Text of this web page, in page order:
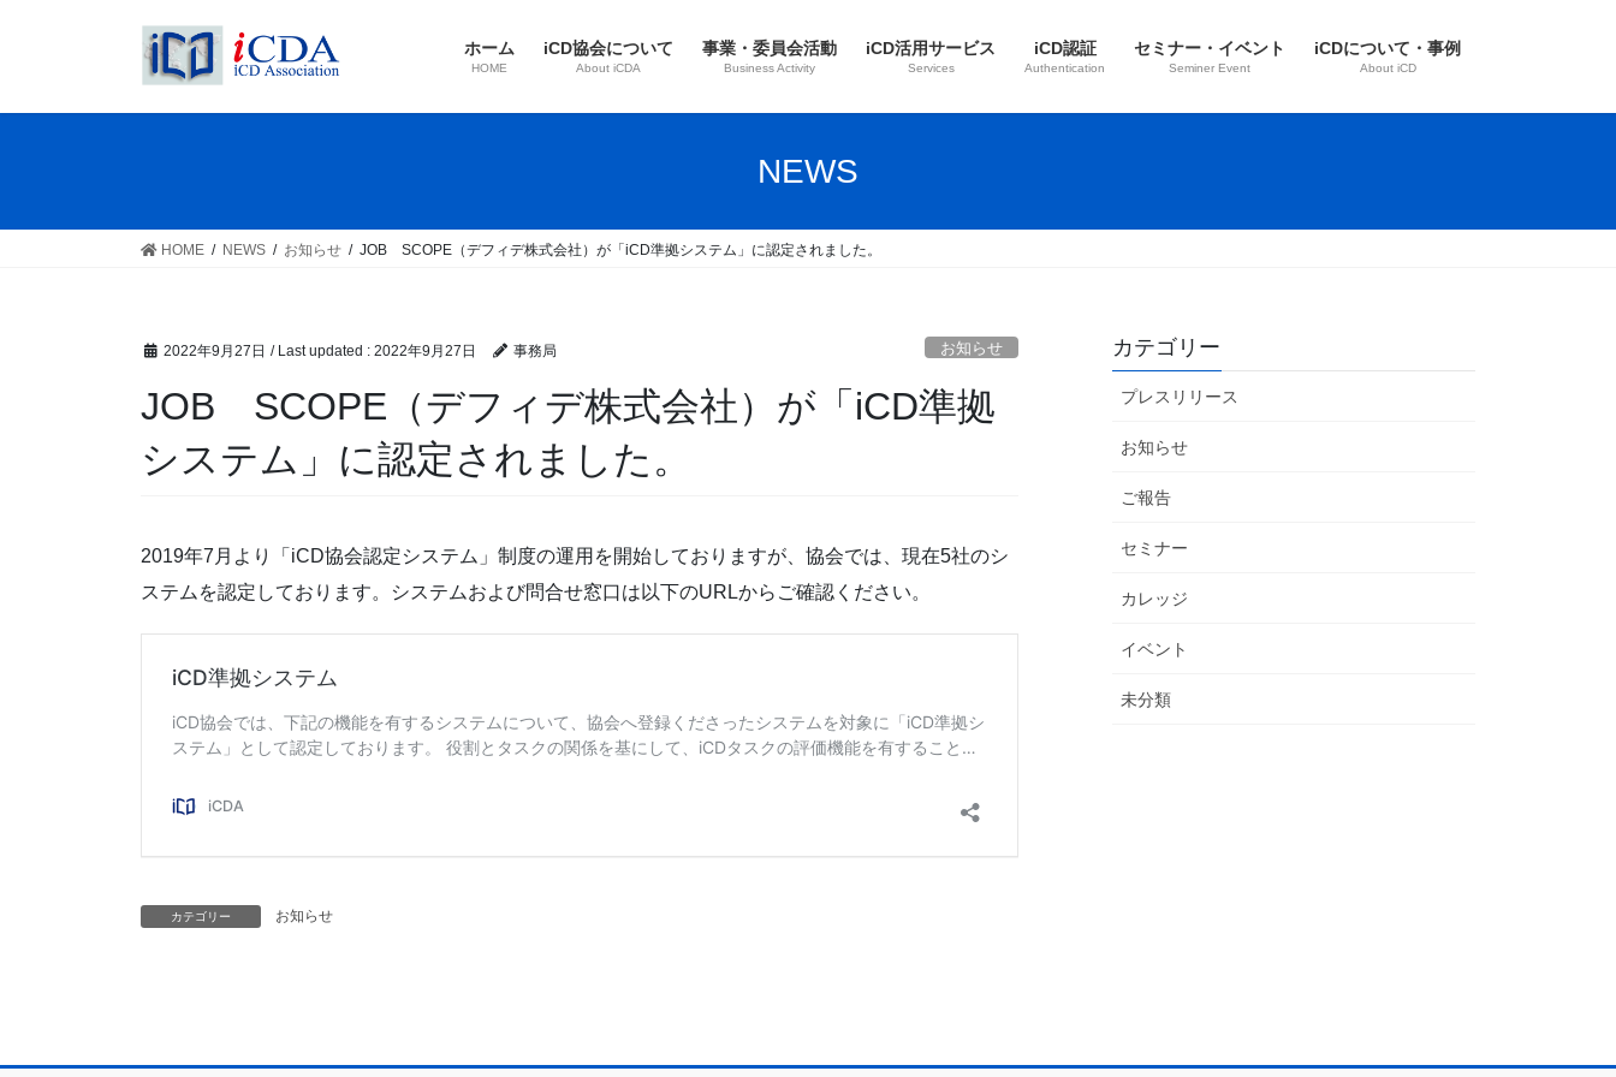
ホーム
HOME
iCD協会について
About iCDA
事業・委員会活動
Business Activity
iCD活用サービス
Services
iCD認証
Authentication
セミナー・イベント
Seminer Event
iCDについて・事例
About iCD
NEWS
HOME NEWS お知らせ JOB SCOPE（デフィデ株式会社）が「iCD準拠システム」に認定されました。
2022年9月27日 / Last updated : 2022年9月27日 事務局 お知らせ
JOB SCOPE（デフィデ株式会社）が「iCD準拠
システム」に認定されました。
2019年7月より「iCD協会認定システム」制度の運用を開始しておりますが、協会では、現在5社のシ
ステムを認定しております。システムおよび問合せ窓口は以下のURLからご確認ください。
カテゴリー お知らせ
カテゴリー
プレスリリース
お知らせ
ご報告
セミナー
カレッジ
イベント
未分類